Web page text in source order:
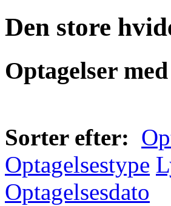
Den store
Optagelser
Sorter efter:
Optagelsestype
Optagelsesdato